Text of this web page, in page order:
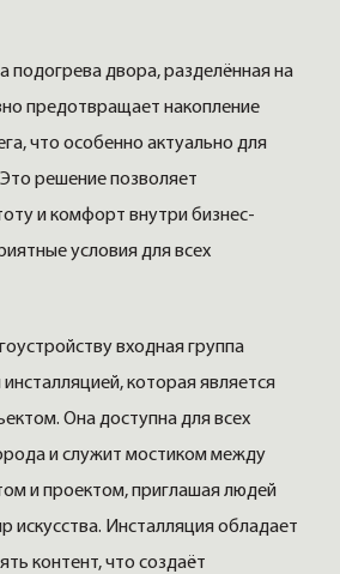
подогрева двора, разделённая на
предотвращает накопление
что особенно актуально для
решение позволяет
и комфорт внутри бизнес-
условия для всех
входная группа
которая является
Она доступна для всех
и служит мостиком между
и проектом, приглашая людей
искусства. Инсталляция обладает
контент, что создаёт